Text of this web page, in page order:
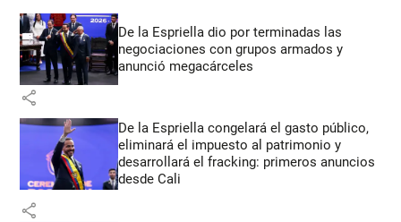
De la Espriella dio por terminadas las
negociaciones con grupos armados y
anunció megacárceles
share
De la Espriella congelará el gasto público,
eliminará el impuesto al patrimonio y
desarrollará el fracking: primeros anuncios
desde Cali
share